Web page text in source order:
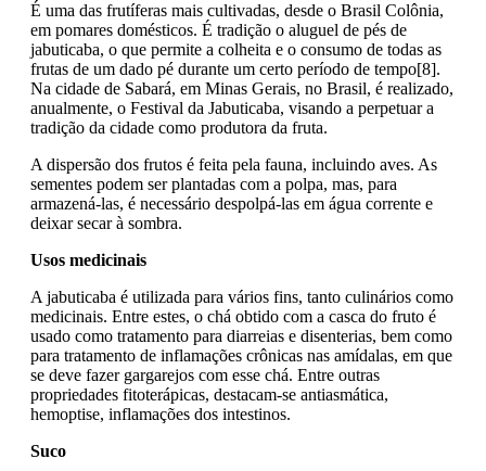
É uma das frutíferas mais cultivadas, desde o Brasil Colônia,
em pomares domésticos. É tradição o aluguel de pés de
jabuticaba, o que permite a colheita e o consumo de todas as
frutas de um dado pé durante um certo período de tempo[8].
Na cidade de Sabará, em Minas Gerais, no Brasil, é realizado,
anualmente, o Festival da Jabuticaba, visando a perpetuar a
tradição da cidade como produtora da fruta.
A dispersão dos frutos é feita pela fauna, incluindo aves. As
sementes podem ser plantadas com a polpa, mas, para
armazená-las, é necessário despolpá-las em água corrente e
deixar secar à sombra.
Usos medicinais
A jabuticaba é utilizada para vários fins, tanto culinários como
medicinais. Entre estes, o chá obtido com a casca do fruto é
usado como tratamento para diarreias e disenterias, bem como
para tratamento de inflamações crônicas nas amídalas, em que
se deve fazer gargarejos com esse chá. Entre outras
propriedades fitoterápicas, destacam-se antiasmática,
hemoptise, inflamações dos intestinos.
Suco